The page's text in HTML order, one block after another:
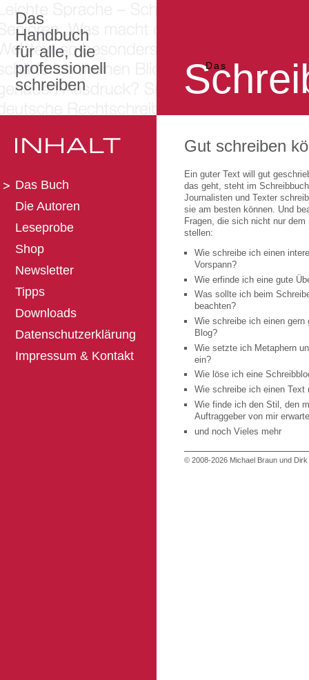
Das
Handbuch
für alle, die
professionell
schreiben
Das
Das Buch
Die Autoren
Leseprobe
Shop
Newsletter
Tipps
Downloads
Datenschutzerklärung
Impressum & Kontakt
Gut schreiben
Ein guter Text will gut
das geht, steht im
Journalisten und Texter
sie am besten können. Und
Fragen, die sich nicht nur dem
stellen:
Wie schreibe ich einen
Vorspann?
Wie erfinde ich eine gute
Was sollte ich beim
beachten?
Wie schreibe ich einen gern
Blog?
Wie setzte ich Metaphern
ein?
Wie löse ich eine
Wie schreibe ich einen Text
Wie finde ich den Stil, den
Auftraggeber von mir
und noch Vieles mehr
© 2008-2026 Michael Braun und